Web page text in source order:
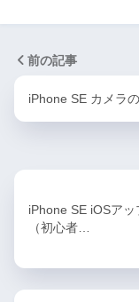
前の記事
iPhone SE カメラ
iPhone SE iOSア
（初心者…